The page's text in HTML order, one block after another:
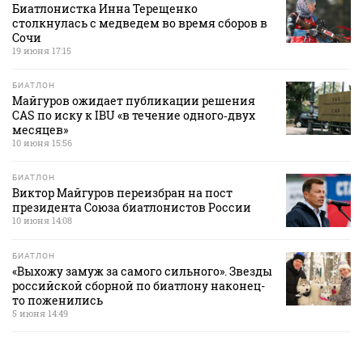
Биатлонистка Инна Терещенко
столкнулась с медведем во время сборов в
Сочи
19 июня 17:15
БИАТЛОН
Майгуров ожидает публикации решения
CAS по иску к IBU «в течение одного‑двух
месяцев»
10 июня 15:56
БИАТЛОН
Виктор Майгуров переизбран на пост
президента Союза биатлонистов России
10 июня 14:08
БИАТЛОН
«Выхожу замуж за самого сильного». Звезды
российской сборной по биатлону наконец-
то поженились
5 июня 14:49